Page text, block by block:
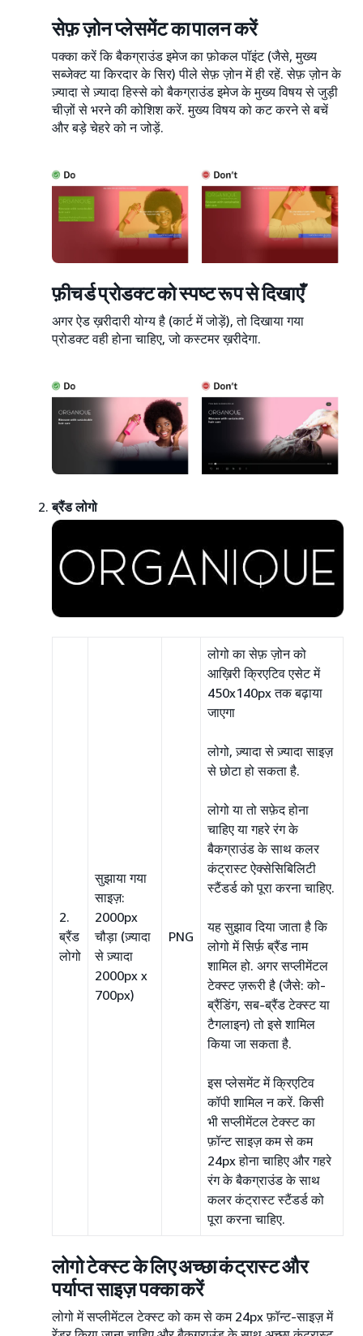
सेफ़ ज़ोन प्लेसमेंट का पालन करें
पक्का करें कि बैकग्राउंड इमेज का फ़ोकल पॉइंट (जैसे, मुख्य
सब्जेक्ट या किरदार के सिर) पीले सेफ़ ज़ोन में ही रहें. सेफ़ ज़ोन के
ज़्यादा से ज़्यादा हिस्से को बैकग्राउंड इमेज के मुख्य विषय से जुड़ी
चीज़ों से भरने की कोशिश करें. मुख्य विषय को कट करने से बचें
और बड़े चेहरे को न जोड़ें.
फ़ीचर्ड प्रोडक्ट को स्पष्ट रूप से दिखाएँ
अगर ऐड ख़रीदारी योग्य है (कार्ट में जोड़ें), तो दिखाया गया
प्रोडक्ट वही होना चाहिए, जो कस्टमर ख़रीदेगा.
ब्रैंड लोगो
2.
ब्रैंड
लोगो
सुझाया गया
साइज़:
2000px
चौड़ा (ज़्यादा
से ज़्यादा
2000px x
700px)
PNG
लोगो का सेफ़ ज़ोन को
आख़िरी क्रिएटिव एसेट में
450x140px तक बढ़ाया
जाएगा
लोगो, ज़्यादा से ज़्यादा साइज़
से छोटा हो सकता है.
लोगो या तो सफ़ेद होना
चाहिए या गहरे रंग के
बैकग्राउंड के साथ कलर
कंट्रास्ट ऐक्सेसिबिलिटी
स्टैंडर्ड को पूरा करना चाहिए.
यह सुझाव दिया जाता है कि
लोगो में सिर्फ़ ब्रैंड नाम
शामिल हो. अगर सप्लीमेंटल
टेक्स्ट ज़रूरी है (जैसे: को-
ब्रैंडिंग, सब-ब्रैंड टेक्स्ट या
टैगलाइन) तो इसे शामिल
किया जा सकता है.
इस प्लेसमेंट में क्रिएटिव
कॉपी शामिल न करें. किसी
भी सप्लीमेंटल टेक्स्ट का
फ़ॉन्ट साइज़ कम से कम
24px होना चाहिए और गहरे
रंग के बैकग्राउंड के साथ
कलर कंट्रास्ट स्टैंडर्ड को
पूरा करना चाहिए.
लोगो टेक्स्ट के लिए अच्छा कंट्रास्ट और
पर्याप्त साइज़ पक्का करें
लोगो में सप्लीमेंटल टेक्स्ट को कम से कम 24px फ़ॉन्ट-साइज़ में